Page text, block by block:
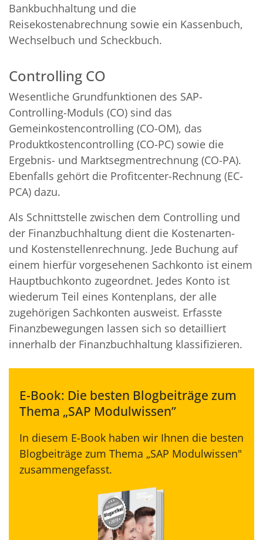
Bankbuchhaltung und die
Reisekostenabrechnung sowie ein Kassenbuch,
Wechselbuch und Scheckbuch.
Controlling CO
Wesentliche Grundfunktionen des SAP-
Controlling-Moduls (CO) sind das
Gemeinkostencontrolling (CO-OM), das
Produktkostencontrolling (CO-PC) sowie die
Ergebnis- und Marktsegmentrechnung (CO-PA).
Ebenfalls gehört die Profitcenter-Rechnung (EC-
PCA) dazu.
Als Schnittstelle zwischen dem Controlling und
der Finanzbuchhaltung dient die Kostenarten-
und Kostenstellenrechnung. Jede Buchung auf
einem hierfür vorgesehenen Sachkonto ist einem
Hauptbuchkonto zugeordnet. Jedes Konto ist
wiederum Teil eines Kontenplans, der alle
zugehörigen Sachkonten ausweist. Erfasste
Finanzbewegungen lassen sich so detailliert
innerhalb der Finanzbuchhaltung klassifizieren.
E-Book: Die besten Blogbeiträge zum
Thema „SAP Modulwissen”
In diesem E-Book haben wir Ihnen die besten
Blogbeiträge zum Thema „SAP Modulwissen"
zusammengefasst.